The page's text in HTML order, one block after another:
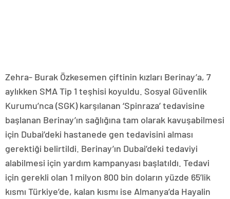
Zehra- Burak Özkesemen çiftinin kızları Berinay’a, 7
aylıkken SMA Tip 1 teşhisi koyuldu. Sosyal Güvenlik
Kurumu’nca (SGK) karşılanan ‘Spinraza’ tedavisine
başlanan Berinay’ın sağlığına tam olarak kavuşabilmesi
için Dubai’deki hastanede gen tedavisini alması
gerektiği belirtildi. Berinay’ın Dubai’deki tedaviyi
alabilmesi için yardım kampanyası başlatıldı. Tedavi
için gerekli olan 1 milyon 800 bin doların yüzde 65’lik
kısmı Türkiye’de, kalan kısmı ise Almanya’da Hayalin